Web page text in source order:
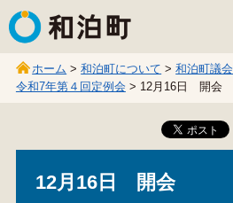
和泊町
ホーム >和泊町について >和泊町議会
令和7年第４回定例会 > 12月16日 開会
12月16日 開会